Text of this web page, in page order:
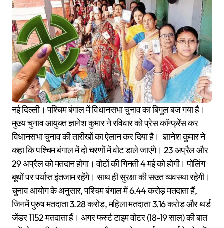
नई दिल्ली। पश्चिम बंगाल में विधानसभा चुनाव का बिगुल बज गया है।
मुख्य चुनाव आयुक्त ज्ञानेश कुमार ने रविवार को प्रेस कॉन्फ्रेंस कर
विधानसभा चुनाव की तारीखों का ऐलान कर दिया है। ज्ञानेश कुमार ने
कहा कि पश्चिम बंगाल में दो चरणों में वोट डाले जाएंगे। 23 अप्रैल और
29 अप्रैल को मतदान होगा। वोटों की गिनती 4 मई को होगी। पोलिंग
बूथों पर पर्याप्त इंतजाम रहेंगे। साथ ही सुरक्षा की सख्त व्यवस्था रहेगी।
चुनाव आयोग के अनुसार, पश्चिम बंगाल में 6.44 करोड़ मतदाता हैं,
जिनमें पुरुष मतदाता 3.28 करोड़, महिला मतदाता 3.16 करोड़ और थर्ड
जेंडर 1152 मतदाता हैं। अगर फर्स्ट टाइम वोटर (18-19 साल) की बात